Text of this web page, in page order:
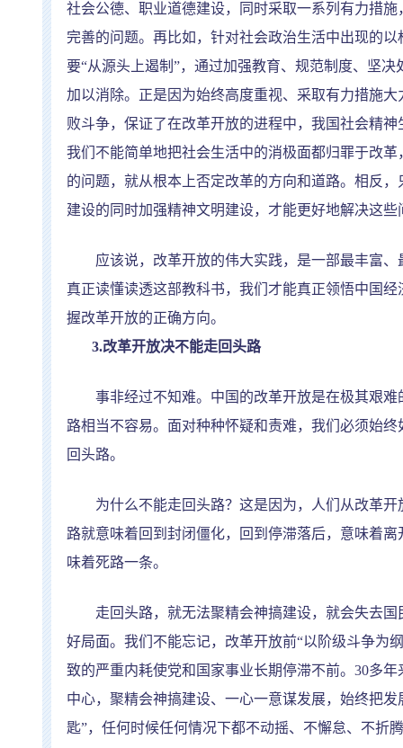
社会公德、职业道德建设，同时采取一系列有力措
完善的问题。再比如，针对社会政治生活中出现的
要“从源头上遏制 ”，通过加强教育、规范制度、坚
加以消除。正是因为始终高度重视、采取有力措施
败斗争，保证了在改革开放的进程中，我国社会精
我们不能简单地把社会生活中的消极面都归罪于改
的问题，就从根本上否定改革的方向和道路。相反
建设的同时加强精神文明建设，才能更好地解决这些
应该说，改革开放的伟大实践，是一部最丰富、
真正读懂读透这部教科书，我们才能真正领悟中国
握改革开放的正确方向。
3.改革开放决不能走回头路
事非经过不知难。中国的改革开放是在极其艰难
路相当不容易。面对种种怀疑和责难，我们必须始
回头路。
为什么不能走回头路？这是因为，人们从改革开
路就意味着回到封闭僵化，回到停滞落后，意味着
味着死路一条。
走回头路，就无法聚精会神搞建设，就会失去国
好局面。我们不能忘记，改革开放前“以阶级斗争为纲
致的严重内耗使党和国家事业长期停滞不前。 30多年
中心，聚精会神搞建设、一心一意谋发展，始终把
匙”，任何时候任何情况下都不动摇、不懈怠、不折